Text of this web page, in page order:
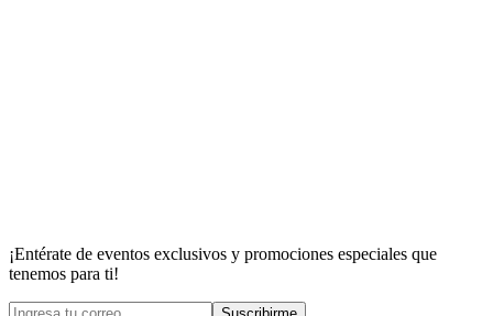
¡Entérate de eventos exclusivos y promociones especiales que
tenemos para ti!